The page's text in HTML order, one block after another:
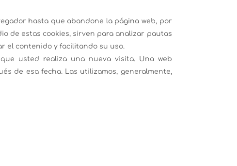
hasta que abandone la página web, por
de estas cookies, sirven para analizar pautas
el contenido y facilitando su uso.
usted realiza una nueva visita. Una web
de esa fecha. Las utilizamos, generalmente,